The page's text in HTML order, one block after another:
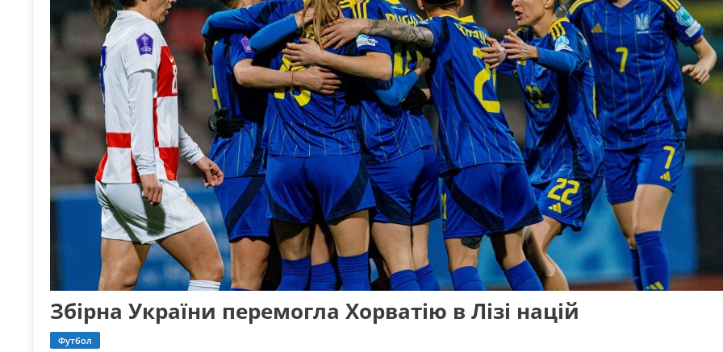
Збірна України перемогла Хорватію в Лізі націй
Футбол